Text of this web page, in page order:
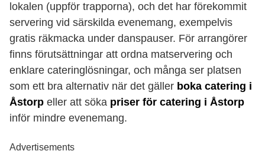
lokalen (uppför trapporna), och det har förekommit
servering vid särskilda evenemang, exempelvis
gratis räkmacka under danspauser. För arrangörer
finns förutsättningar att ordna matservering och
enklare cateringlösningar, och många ser platsen
som ett bra alternativ när det gäller boka catering i
Åstorp eller att söka priser för catering i Åstorp
inför mindre evenemang.
Advertisements